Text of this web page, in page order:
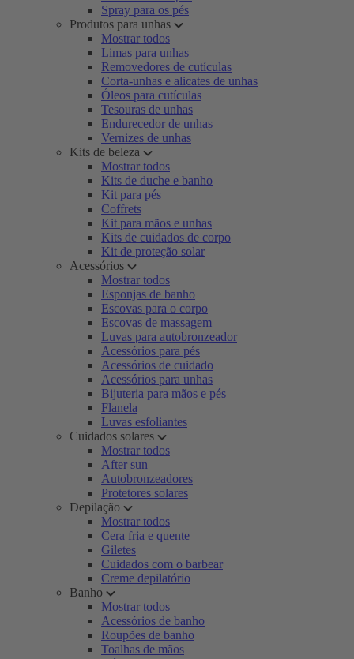
Spray para os pés
Produtos para unhas
Mostrar todos
Limas para unhas
Removedores de cutículas
Corta-unhas e alicates de unhas
Óleos para cutículas
Tesouras de unhas
Endurecedor de unhas
Vernizes de unhas
Kits de beleza
Mostrar todos
Kits de duche e banho
Kit para pés
Coffrets
Kit para mãos e unhas
Kits de cuidados de corpo
Kit de proteção solar
Acessórios
Mostrar todos
Esponjas de banho
Escovas para o corpo
Escovas de massagem
Luvas para autobronzeador
Acessórios para pés
Acessórios de cuidado
Acessórios para unhas
Bijuteria para mãos e pés
Flanela
Luvas esfoliantes
Cuidados solares
Mostrar todos
After sun
Autobronzeadores
Protetores solares
Depilação
Mostrar todos
Cera fria e quente
Giletes
Cuidados com o barbear
Creme depilatório
Banho
Mostrar todos
Acessórios de banho
Roupões de banho
Toalhas de mãos